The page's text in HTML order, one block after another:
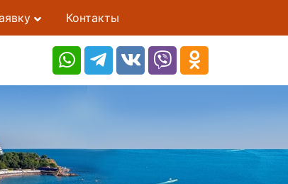
Контакты